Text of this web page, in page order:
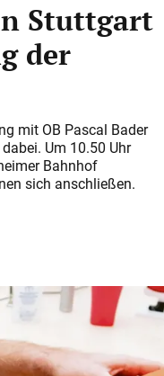
Stuttgart
der
mit OB Pascal Bader
Um 10.50 Uhr
Bahnhof
sich anschließen.